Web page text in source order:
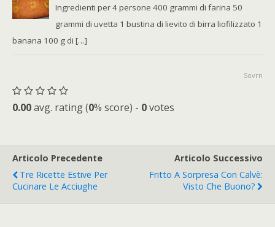
Ingredienti per 4 persone 400 grammi di farina 50
grammi di uvetta 1 bustina di lievito di birra liofilizzato 1
banana 100 g di […]
Sovrn
0.00avg. rating (0% score) - 0votes
Articolo Precedente
Tre Ricette Estive Per
Cucinare Le Acciughe
Articolo Successivo
Fritto A Sorpresa Con Calvè:
Visto Che Buono?